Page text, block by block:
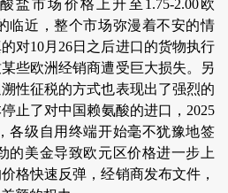
盐市场价格上升至1.75-2.00欧
临近，整个市场弥漫着不安的情
对10月26日之后进口的货物执行
些欧洲经销商遭受巨大损失。另
性征税的方式也表现出了强烈的
止了对中国赖氨酸的进口，2025
各级自用终端开始毫不犹豫地签
的美金导致欧元区价格进一步上
格快速反弹，经销商发布文件，